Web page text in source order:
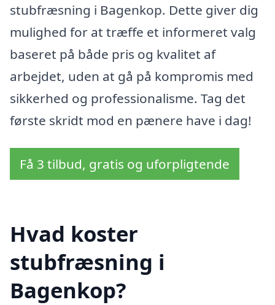
stubfræsning i Bagenkop. Dette giver dig
mulighed for at træffe et informeret valg
baseret på både pris og kvalitet af
arbejdet, uden at gå på kompromis med
sikkerhed og professionalisme. Tag det
første skridt mod en pænere have i dag!
Få 3 tilbud, gratis og uforpligtende
Hvad koster
stubfræsning i
Bagenkop?